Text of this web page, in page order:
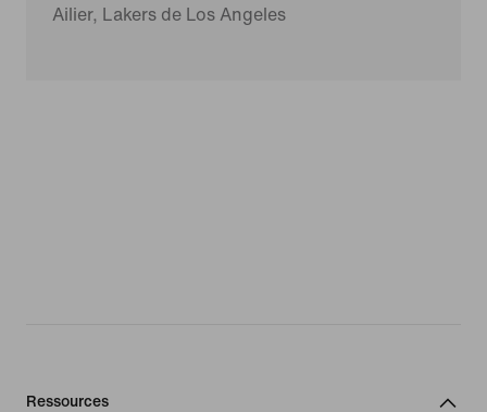
Ailier, Lakers de Los Angeles
Ressources